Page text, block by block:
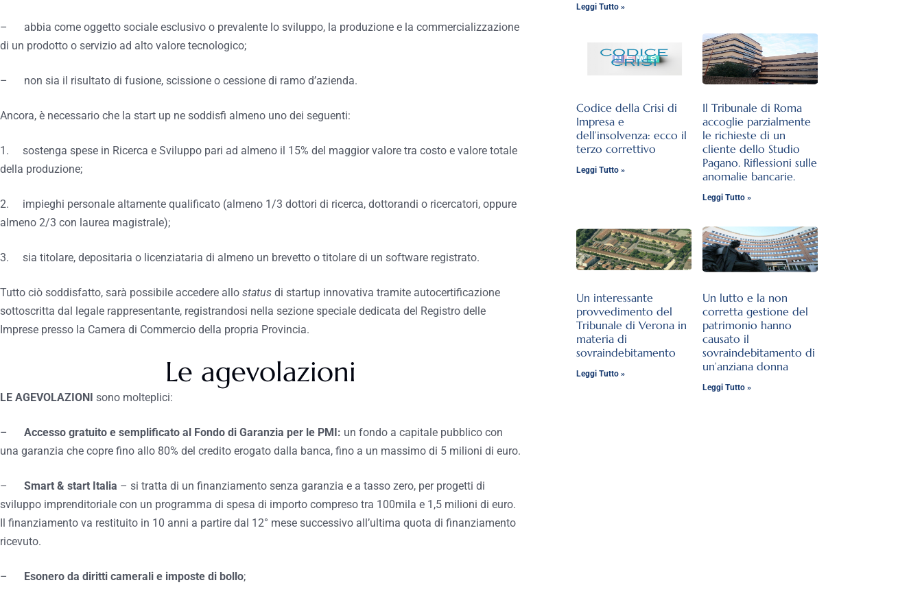
– abbia come oggetto sociale esclusivo o prevalente lo sviluppo, la produzione e la commercializzazione
di un prodotto o servizio ad alto valore tecnologico;
– non sia il risultato di fusione, scissione o cessione di ramo d’azienda.
Ancora, è necessario che la start up ne soddisfi almeno uno dei seguenti:
1. sostenga spese in Ricerca e Sviluppo pari ad almeno il 15% del maggior valore tra costo e valore totale
della produzione;
2. impieghi personale altamente qualificato (almeno 1/3 dottori di ricerca, dottorandi o ricercatori, oppure
almeno 2/3 con laurea magistrale);
3. sia titolare, depositaria o licenziataria di almeno un brevetto o titolare di un software registrato.
Tutto ciò soddisfatto, sarà possibile accedere allo status di startup innovativa tramite autocertificazione
sottoscritta dal legale rappresentante, registrandosi nella sezione speciale dedicata del Registro delle
Imprese presso la Camera di Commercio della propria Provincia.
Le agevolazioni
LE AGEVOLAZIONI sono molteplici:
– Accesso gratuito e semplificato al Fondo di Garanzia per le PMI: un fondo a capitale pubblico con
una garanzia che copre fino allo 80% del credito erogato dalla banca, fino a un massimo di 5 milioni di euro.
– Smart & start Italia – si tratta di un finanziamento senza garanzia e a tasso zero, per progetti di
sviluppo imprenditoriale con un programma di spesa di importo compreso tra 100mila e 1,5 milioni di euro.
Il finanziamento va restituito in 10 anni a partire dal 12° mese successivo all’ultima quota di finanziamento
ricevuto.
– Esonero da diritti camerali e imposte di bollo;
Leggi Tutto »
Codice della Crisi di
Impresa e
dell’insolvenza: ecco il
terzo correttivo
Leggi Tutto »
Il Tribunale di Roma
accoglie parzialmente
le richieste di un
cliente dello Studio
Pagano. Riflessioni sulle
anomalie bancarie.
Leggi Tutto »
Un interessante
provvedimento del
Tribunale di Verona in
materia di
sovraindebitamento
Leggi Tutto »
Un lutto e la non
corretta gestione del
patrimonio hanno
causato il
sovraindebitamento di
un’anziana donna
Leggi Tutto »